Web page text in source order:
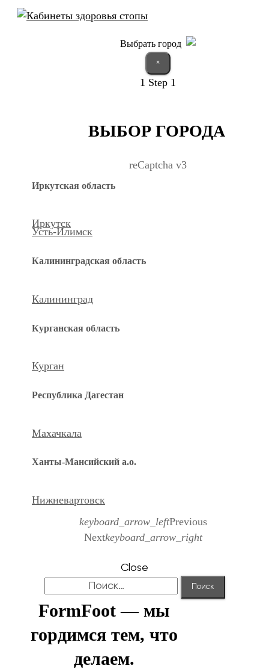
Выбрать город
×
1 Step 1
ВЫБОР ГОРОДА
reCaptcha v3
Иркутская область
Иркутск
Усть-Илимск
Калининградская область
Калининград
Курганская область
Курган
Республика Дагестан
Махачкала
Ханты-Мансийский а.о.
Нижневартовск
keyboard_arrow_leftPrevious
Nextkeyboard_arrow_right
Close
FormFoot — мы
гордимся тем, что
делаем.